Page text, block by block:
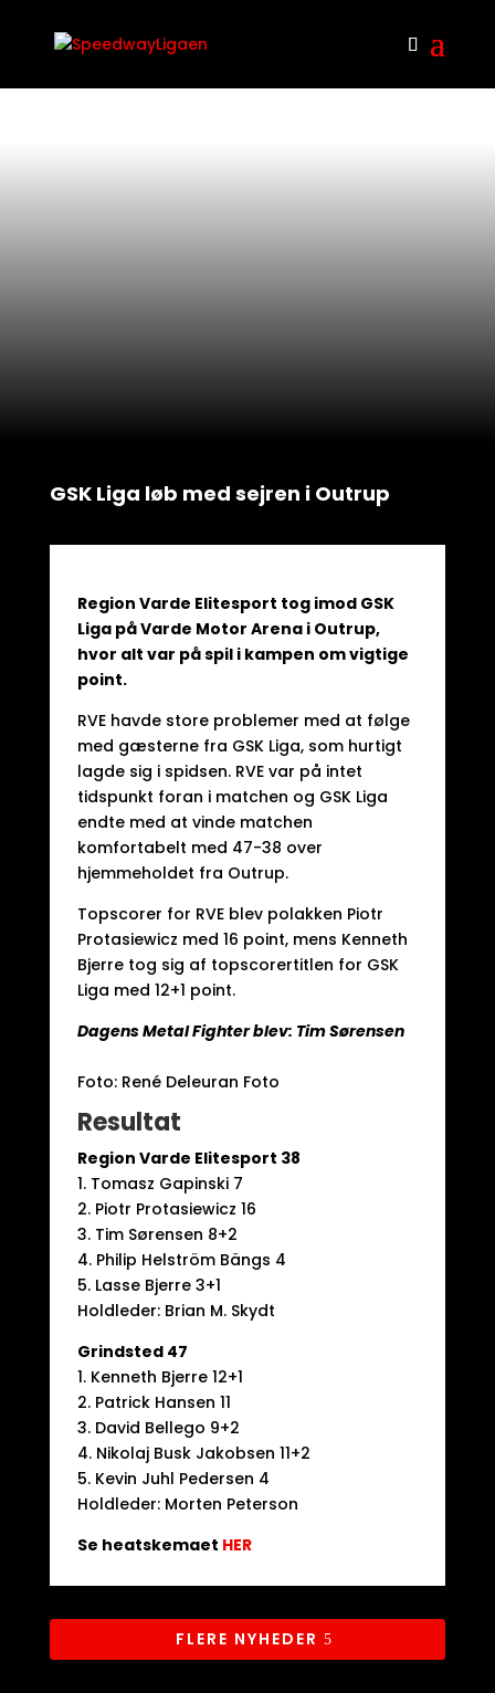
GSK Liga løb med sejren i Outrup
Region Varde Elitesport tog imod GSK
Liga på Varde Motor Arena i Outrup,
hvor alt var på spil i kampen om vigtige
point.
RVE havde store problemer med at følge
med gæsterne fra GSK Liga, som hurtigt
lagde sig i spidsen. RVE var på intet
tidspunkt foran i matchen og GSK Liga
endte med at vinde matchen
komfortabelt med 47-38 over
hjemmeholdet fra Outrup.
Topscorer for RVE blev polakken Piotr
Protasiewicz med 16 point, mens Kenneth
Bjerre tog sig af topscorertitlen for GSK
Liga med 12+1 point.
Dagens Metal Fighter blev: Tim Sørensen
Foto: René Deleuran Foto
Resultat
Region Varde Elitesport 38
1. Tomasz Gapinski 7
2. Piotr Protasiewicz 16
3. Tim Sørensen 8+2
4. Philip Helström Bängs 4
5. Lasse Bjerre 3+1
Holdleder: Brian M. Skydt
Grindsted 47
1. Kenneth Bjerre 12+1
2. Patrick Hansen 11
3. David Bellego 9+2
4. Nikolaj Busk Jakobsen 11+2
5. Kevin Juhl Pedersen 4
Holdleder: Morten Peterson
Se heatskemaet HER
FLERE NYHEDER